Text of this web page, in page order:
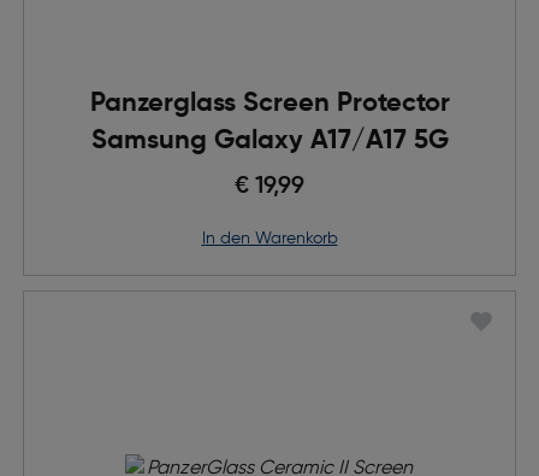
Panzerglass Screen Protector
Samsung Galaxy A17/A17 5G
€ 19,99
in den Warenkorb